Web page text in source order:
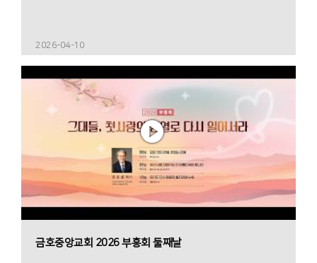
2026-04-10
금호중앙교회 2026 부흥회 둘째날